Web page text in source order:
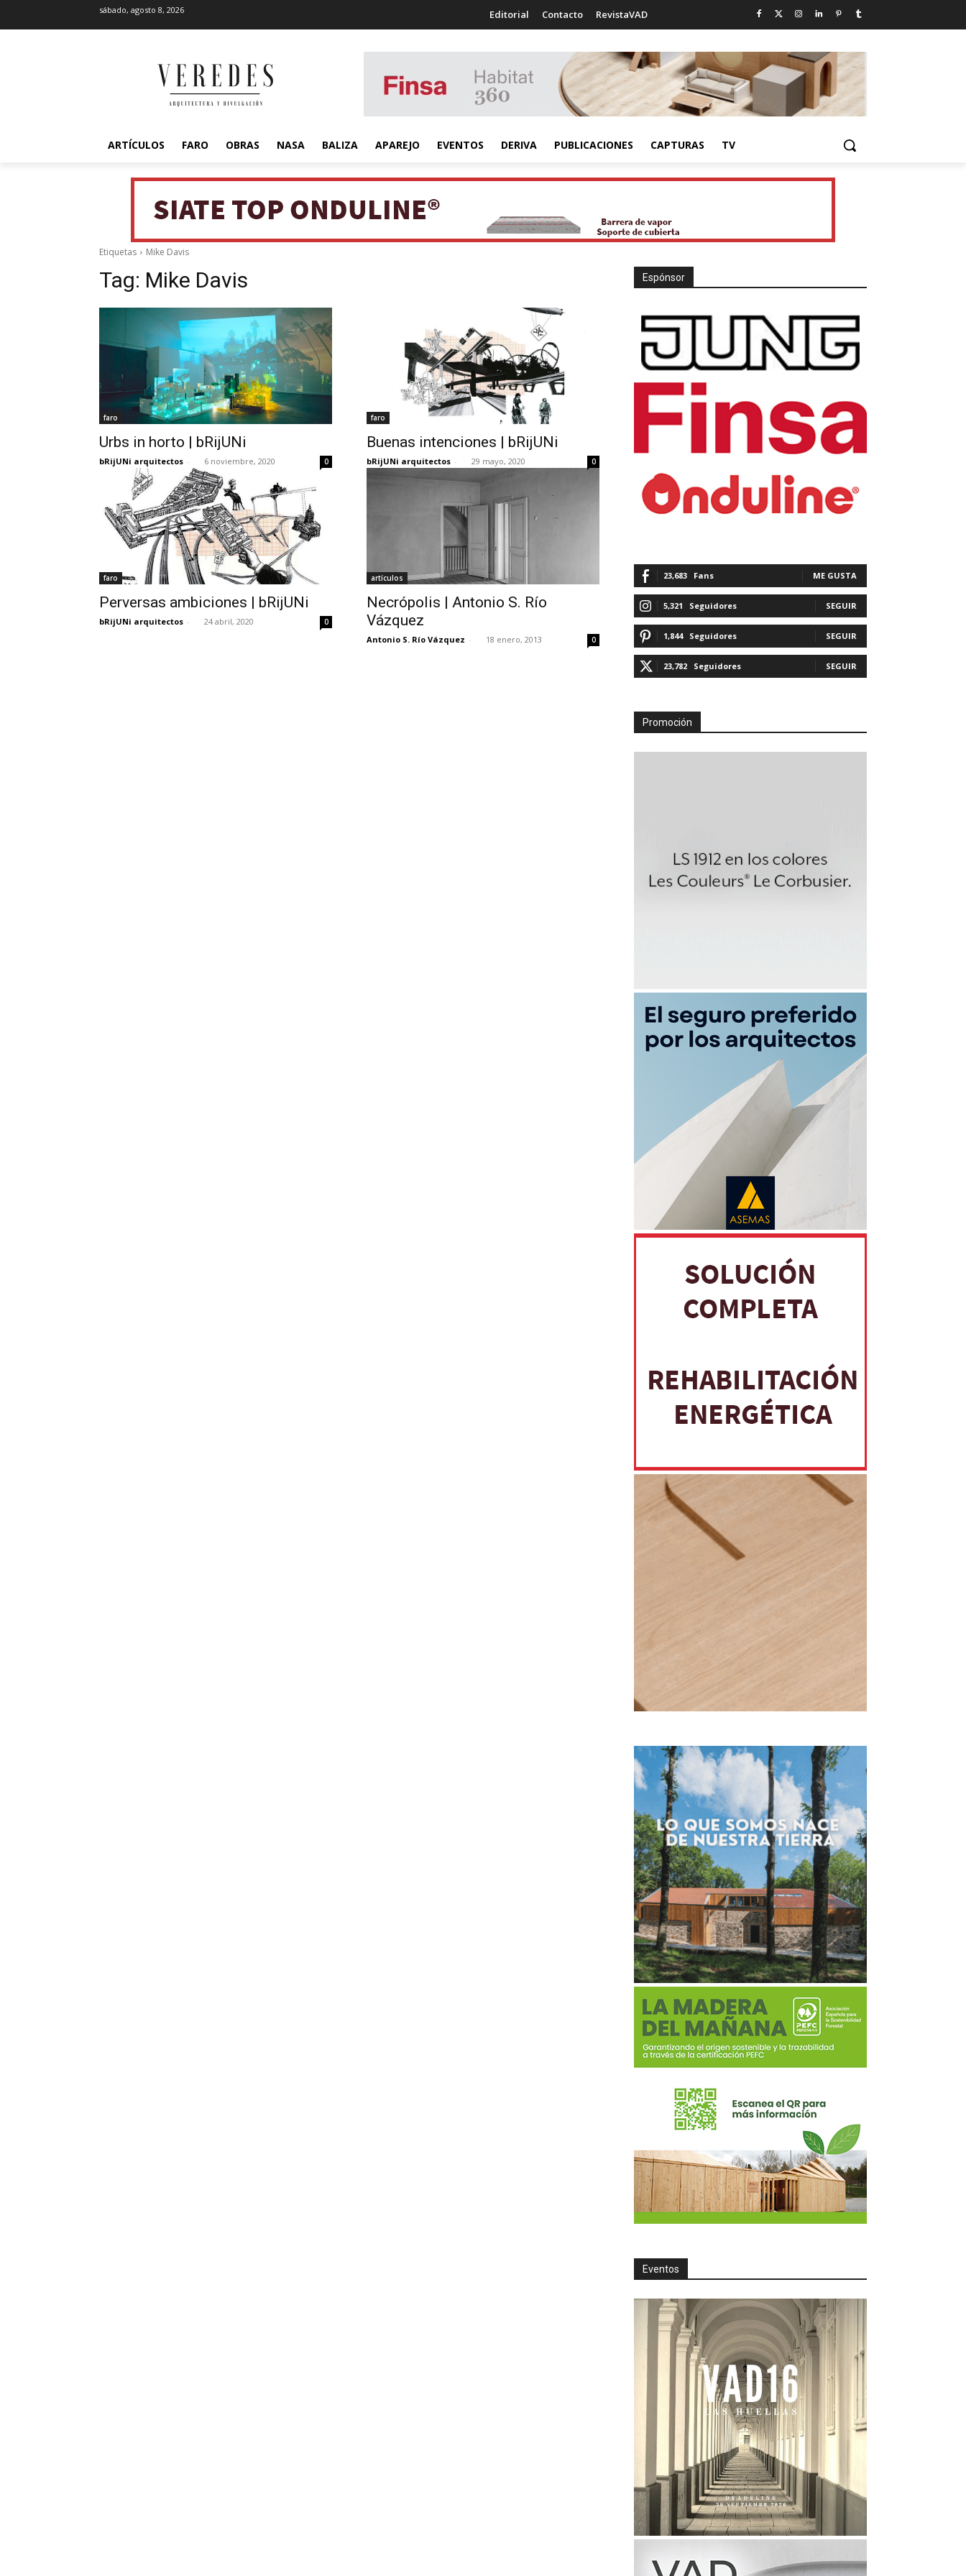
sábado, agosto 8, 2026 Editorial Contacto RevistaVAD
ARTÍCULOS FARO OBRAS NASA BALIZA APAREJO EVENTOS DERIVA PUBLICACIONES CAPTURAS TV
Etiquetas Mike Davis
Tag: Mike Davis
faro
Urbs in horto | bRijUNi
bRijUNi arquitectos - 6 noviembre, 2020 0
faro
Buenas intenciones | bRijUNi
bRijUNi arquitectos - 29 mayo, 2020 0
faro
Perversas ambiciones | bRijUNi
bRijUNi arquitectos - 24 abril, 2020 0
artículos
Necrópolis | Antonio S. Río
Vázquez
Antonio S. Río Vázquez - 18 enero, 2013 0
Espónsor
23,683 Fans ME GUSTA
5,321 Seguidores SEGUIR
1,844 Seguidores SEGUIR
23,782 Seguidores SEGUIR
Promoción
Eventos